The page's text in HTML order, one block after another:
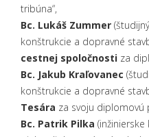
tribúna“,
Bc. Lukáš Zummer
konštrukcie a dopravné
cestnej spoločnosti za
Bc. Jakub Kraľovanec
konštrukcie a dopravné
Tesára za svoju diplomovú
Bc. Patrik Pilka